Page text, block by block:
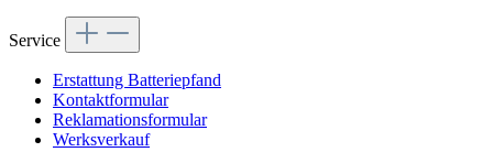
Service
Erstattung Batteriepfand
Kontaktformular
Reklamationsformular
Werksverkauf